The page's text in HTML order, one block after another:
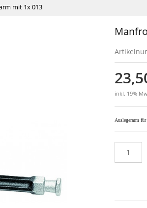
mit 1x 013
inkl. 19%
Auslegerarm